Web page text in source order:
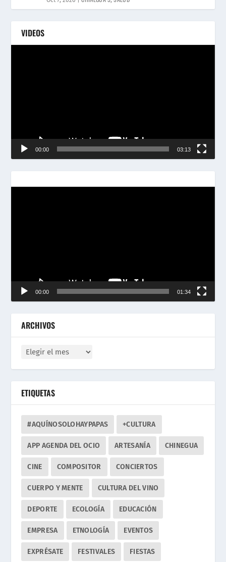
VIDEOS
00:00 03:13
00:00 01:34
ARCHIVOS
ETIQUETAS
#AQUÍNOSOLOHAYPAPAS +CULTURA
APP AGENDA DEL OCIO ARTESANÍA CHINEGUA
CINE COMPOSITOR CONCIERTOS
CUERPO Y MENTE CULTURA DEL VINO
DEPORTE ECOLOGÍA EDUCACIÓN
EMPRESA ETNOLOGÍA EVENTOS
EXPRÉSATE FESTIVALES FIESTAS